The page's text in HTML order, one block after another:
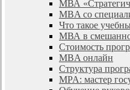
МВА
MBA со
Что такое
МВА в
Стоимость
MBA онлайн
Cтруктура
MPA: мастер